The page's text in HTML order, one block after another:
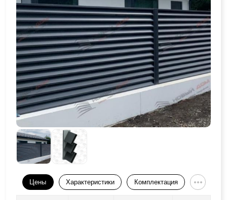
Цены Характеристики Комплектация